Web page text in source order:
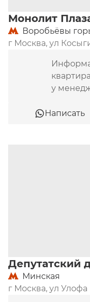
Монолит
Воробьёвы
г Москва, ул
у
Написать
Депутатский
Минская
г Москва, ул Улофа